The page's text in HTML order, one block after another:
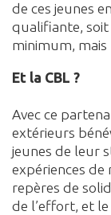
de ces jeunes
qualifiante, soit
minimum, mais
Et la CBL ?
Avec ce
extérieurs
jeunes de leur
expériences
repères de
de l’effort, et